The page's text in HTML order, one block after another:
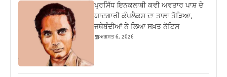
ਪ੍ਰਸਿੱਧ ਇਨਕਲਾਬੀ ਕਵੀ ਅਵਤਾਰ ਪਾਸ਼ ਦੇ
ਯਾਦਗਾਰੀ ਕੰਪਲੈਕਸ ਦਾ ਤਾਲਾ ਤੋੜਿਆ,
ਜਥੇਬੰਦੀਆਂ ਨੇ ਲਿਆ ਸਖ਼ਤ ਨੋਟਿਸ
ਅਗਸਤ 6, 2026